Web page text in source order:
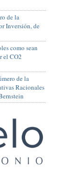
de la
Inversión, de
como sean
el CO2
de la
Racionales